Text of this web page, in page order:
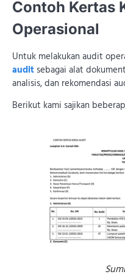
Contoh Kertas
Operasional
Untuk melakukan audit
audit sebagai alat
analisis, dan rekomendasi
Berikut kami sajikan